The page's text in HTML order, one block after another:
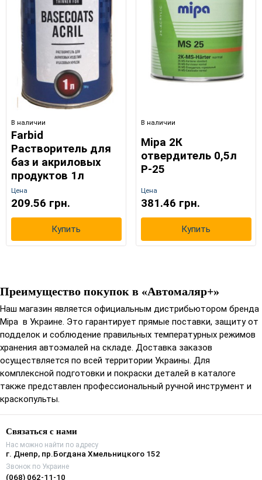
В наличии
Farbid
Растворитель для
баз и акриловых
продуктов 1л
Цена
209.56 грн.
Купить
В наличии
Mipa 2К
отвердитель 0,5л
Р-25
Цена
381.46 грн.
Купить
Преимущество покупок в «Автомаляр+»
Наш магазин является официальным дистрибьютором бренда
Mipa в Украине. Это гарантирует прямые поставки, защиту от
подделок и соблюдение правильных температурных режимов
хранения автоэмалей на складе. Доставка заказов
осуществляется по всей территории Украины. Для
комплексной подготовки и покраски деталей в каталоге
также представлен профессиональный ручной инструмент и
краскопульты.
Связаться с нами
Нас можно найти по адресу
г. Днепр, пр.Богдана Хмельницкого 152
Звонок по Украине
(068) 062-11-10